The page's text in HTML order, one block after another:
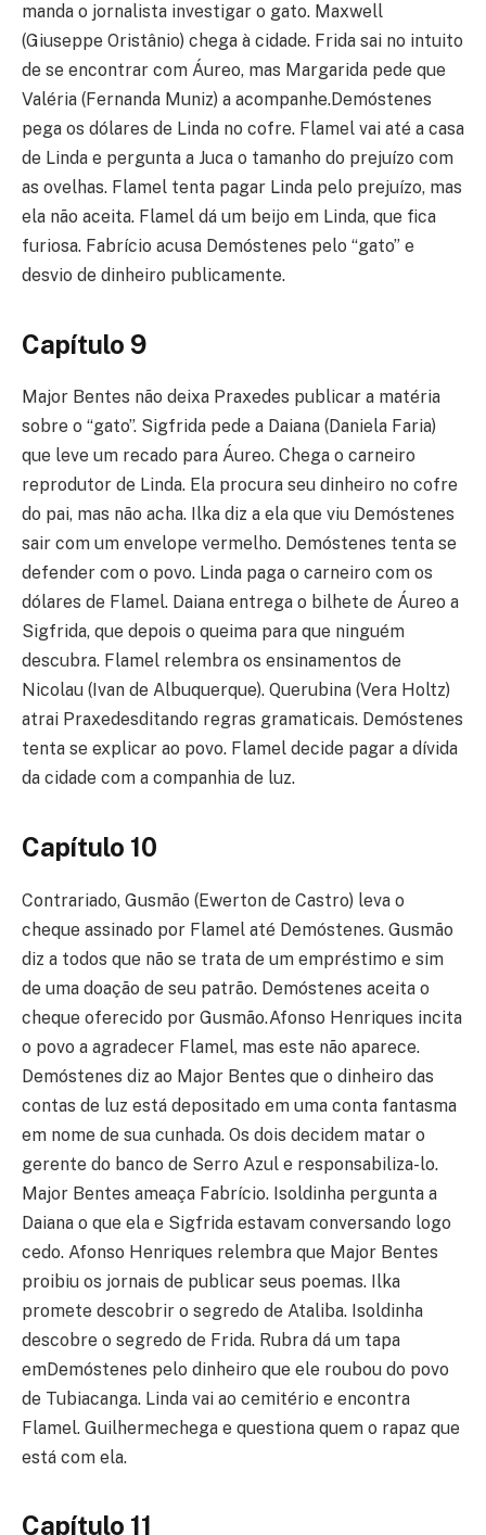
manda o jornalista investigar o gato. Maxwell
(Giuseppe Oristânio) chega à cidade. Frida sai no intuito
de se encontrar com Áureo, mas Margarida pede que
Valéria (Fernanda Muniz) a acompanhe.Demóstenes
pega os dólares de Linda no cofre. Flamel vai até a casa
de Linda e pergunta a Juca o tamanho do prejuízo com
as ovelhas. Flamel tenta pagar Linda pelo prejuízo, mas
ela não aceita. Flamel dá um beijo em Linda, que fica
furiosa. Fabrício acusa Demóstenes pelo “gato” e
desvio de dinheiro publicamente.
Capítulo 9
Major Bentes não deixa Praxedes publicar a matéria
sobre o “gato”. Sigfrida pede a Daiana (Daniela Faria)
que leve um recado para Áureo. Chega o carneiro
reprodutor de Linda. Ela procura seu dinheiro no cofre
do pai, mas não acha. Ilka diz a ela que viu Demóstenes
sair com um envelope vermelho. Demóstenes tenta se
defender com o povo. Linda paga o carneiro com os
dólares de Flamel. Daiana entrega o bilhete de Áureo a
Sigfrida, que depois o queima para que ninguém
descubra. Flamel relembra os ensinamentos de
Nicolau (Ivan de Albuquerque). Querubina (Vera Holtz)
atrai Praxedesditando regras gramaticais. Demóstenes
tenta se explicar ao povo. Flamel decide pagar a dívida
da cidade com a companhia de luz.
Capítulo 10
Contrariado, Gusmão (Ewerton de Castro) leva o
cheque assinado por Flamel até Demóstenes. Gusmão
diz a todos que não se trata de um empréstimo e sim
de uma doação de seu patrão. Demóstenes aceita o
cheque oferecido por Gusmão.Afonso Henriques incita
o povo a agradecer Flamel, mas este não aparece.
Demóstenes diz ao Major Bentes que o dinheiro das
contas de luz está depositado em uma conta fantasma
em nome de sua cunhada. Os dois decidem matar o
gerente do banco de Serro Azul e responsabiliza-lo.
Major Bentes ameaça Fabrício. Isoldinha pergunta a
Daiana o que ela e Sigfrida estavam conversando logo
cedo. Afonso Henriques relembra que Major Bentes
proibiu os jornais de publicar seus poemas. Ilka
promete descobrir o segredo de Ataliba. Isoldinha
descobre o segredo de Frida. Rubra dá um tapa
emDemóstenes pelo dinheiro que ele roubou do povo
de Tubiacanga. Linda vai ao cemitério e encontra
Flamel. Guilhermechega e questiona quem o rapaz que
está com ela.
Capítulo 11